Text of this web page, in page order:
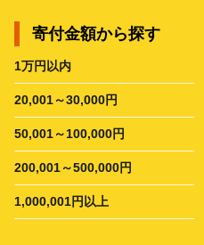
寄付金額から探す
1万円以内
20,001～30,000円
50,001～100,000円
200,001～500,000円
1,000,001円以上